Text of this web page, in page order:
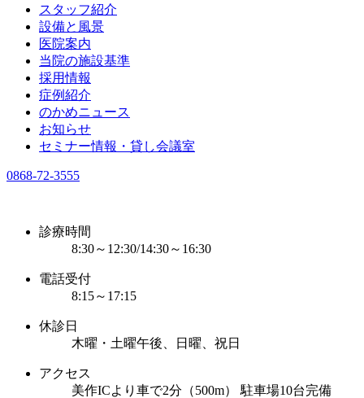
スタッフ紹介
設備と風景
医院案内
当院の施設基準
採用情報
症例紹介
のかめニュース
お知らせ
セミナー情報・貸し会議室
0868-72-3555
診療時間
8:30～12:30/14:30～16:30
電話受付
8:15～17:15
休診日
木曜・土曜午後、日曜、祝日
アクセス
美作ICより車で2分（500m） 駐車場10台完備